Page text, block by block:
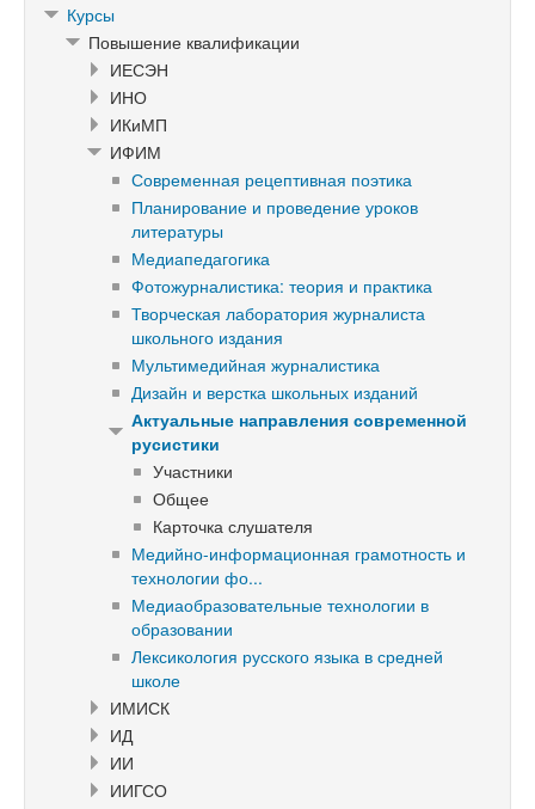
Курсы
Повышение квалификации
ИЕСЭН
ИНО
ИКиМП
ИФИМ
Современная рецептивная поэтика
Планирование и проведение уроков
литературы
Медиапедагогика
Фотожурналистика: теория и практика
Творческая лаборатория журналиста
школьного издания
Мультимедийная журналистика
Дизайн и верстка школьных изданий
Актуальные направления современной
русистики
Участники
Общее
Карточка слушателя
Медийно-информационная грамотность и
технологии фо...
Медиаобразовательные технологии в
образовании
Лексикология русского языка в средней
школе
ИМИСК
ИД
ИИ
ИИГСО